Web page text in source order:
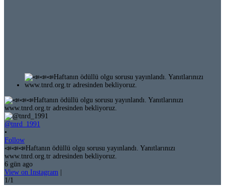
@tnrd_1991
•
Follow
📣📣📣Haftanın ödüllü olgu sorusu yayınlandı. Yanıtlarınızı
www.tnrd.org.tr adresinden bekliyoruz.
6 gün ago
View on Instagram
1/1